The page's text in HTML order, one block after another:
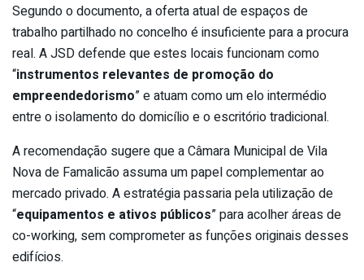
Segundo o documento, a oferta atual de espaços de
trabalho partilhado no concelho é insuficiente para a procura
real. A JSD defende que estes locais funcionam como
“instrumentos relevantes de promoção do
empreendedorismo” e atuam como um elo intermédio
entre o isolamento do domicílio e o escritório tradicional.
A recomendação sugere que a Câmara Municipal de Vila
Nova de Famalicão assuma um papel complementar ao
mercado privado. A estratégia passaria pela utilização de
“equipamentos e ativos públicos” para acolher áreas de
co-working, sem comprometer as funções originais desses
edifícios.